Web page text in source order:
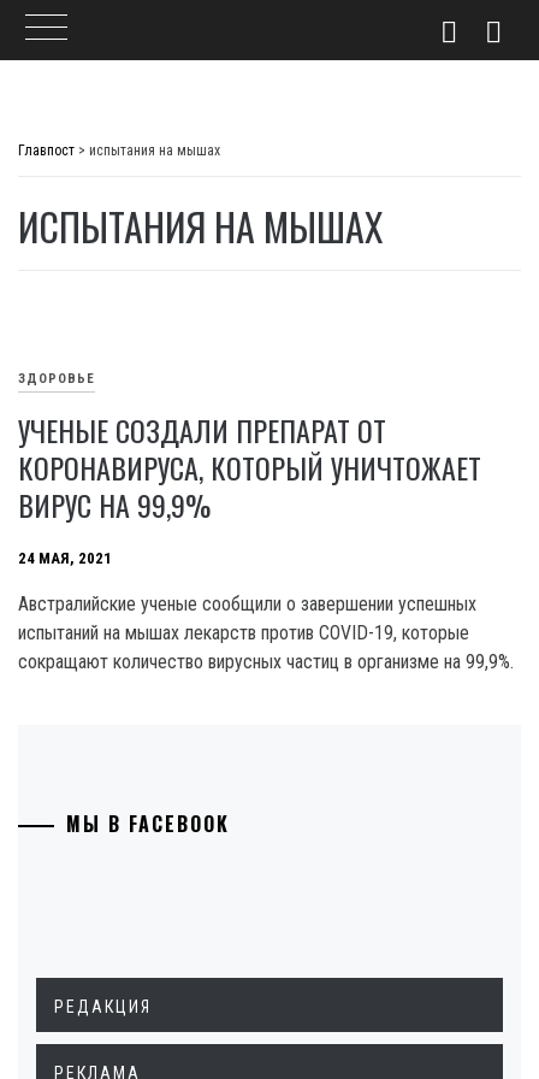
Главпост > испытания на мышах
ИСПЫТАНИЯ НА МЫШАХ
ЗДОРОВЬЕ
УЧЕНЫЕ СОЗДАЛИ ПРЕПАРАТ ОТ
КОРОНАВИРУСА, КОТОРЫЙ УНИЧТОЖАЕТ
ВИРУС НА 99,9%
24 МАЯ, 2021
Австралийские ученые сообщили о завершении успешных
испытаний на мышах лекарств против COVID-19, которые
сокращают количество вирусных частиц в организме на 99,9%.
МЫ В FACEBOOK
РЕДАКЦИЯ
РЕКЛАМА